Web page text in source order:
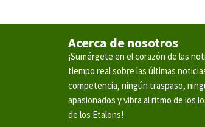
Acerca de nosotros
¡Sumérgete en el corazón de las
tiempo real sobre las últimas
competencia, ningún traspaso,
apasionados y vibra al ritmo de los
de los Etalons!